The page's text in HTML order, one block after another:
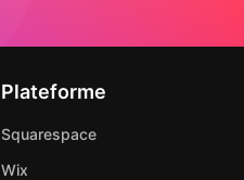
Plateforme
Squarespace
Wix